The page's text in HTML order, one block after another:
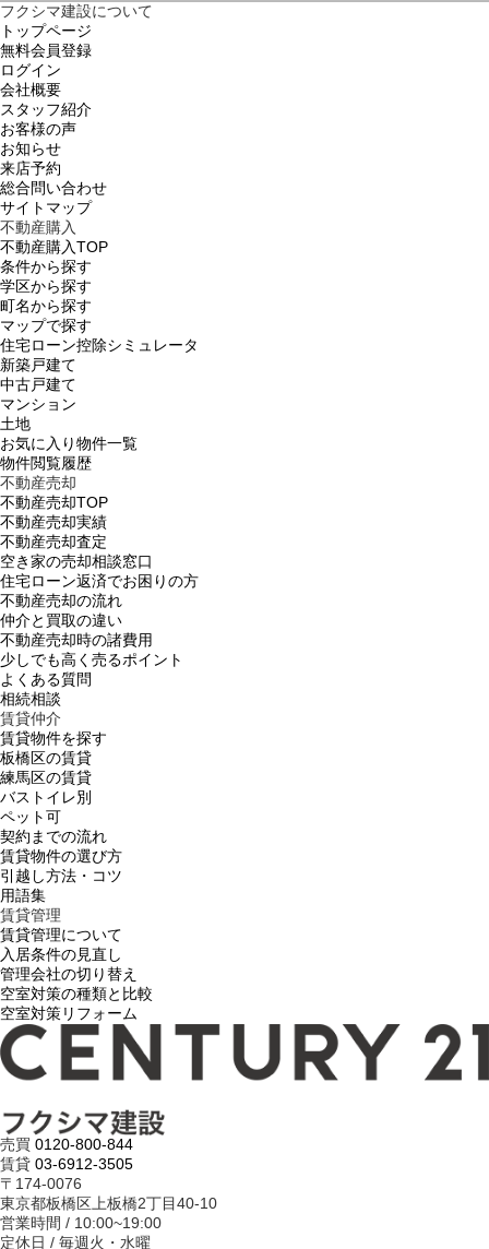
フクシマ建設について
トップページ
無料会員登録
ログイン
会社概要
スタッフ紹介
お客様の声
お知らせ
来店予約
総合問い合わせ
サイトマップ
不動産購入
不動産購入TOP
条件から探す
学区から探す
町名から探す
マップで探す
住宅ローン控除シミュレータ
新築戸建て
中古戸建て
マンション
土地
お気に入り物件一覧
物件閲覧履歴
不動産売却
不動産売却TOP
不動産売却実績
不動産売却査定
空き家の売却相談窓口
住宅ローン返済でお困りの方
不動産売却の流れ
仲介と買取の違い
不動産売却時の諸費用
少しでも高く売るポイント
よくある質問
相続相談
賃貸仲介
賃貸物件を探す
板橋区の賃貸
練馬区の賃貸
バストイレ別
ペット可
契約までの流れ
賃貸物件の選び方
引越し方法・コツ
用語集
賃貸管理
賃貸管理について
入居条件の見直し
管理会社の切り替え
空室対策の種類と比較
空室対策リフォーム
売買 0120-800-844
賃貸 03-6912-3505
〒174-0076
東京都板橋区上板橋2丁目40-10
営業時間 / 10:00~19:00
定休日 / 毎週火・水曜